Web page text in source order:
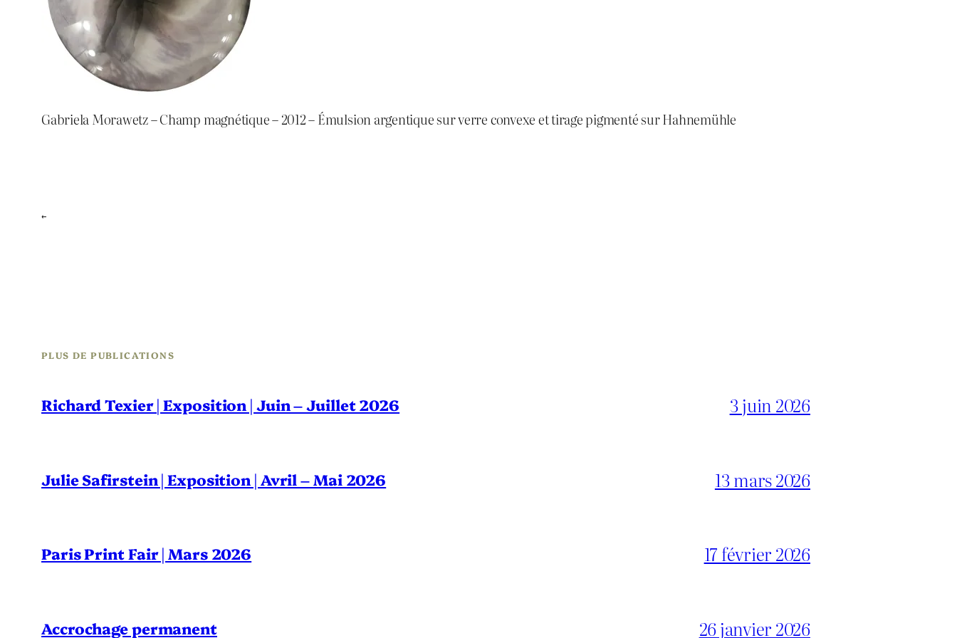
Gabriela Morawetz – Champ magnétique – 2012 – Émulsion argentique sur verre convexe et tirage pigmenté sur Hahnemühle
←
PLUS DE PUBLICATIONS
Richard Texier | Exposition | Juin – Juillet 2026 3 juin 2026
Julie Safirstein | Exposition | Avril – Mai 2026 13 mars 2026
Paris Print Fair | Mars 2026 17 février 2026
Accrochage permanent 26 janvier 2026